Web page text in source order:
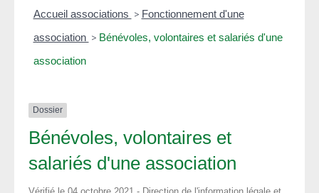
Accueil associations > Fonctionnement d'une
association > Bénévoles, volontaires et salariés d'une
association
Dossier
Bénévoles, volontaires et
salariés d'une association